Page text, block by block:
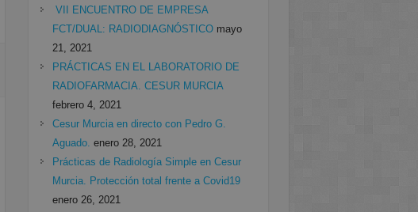
VII ENCUENTRO DE EMPRESA
FCT/DUAL: RADIODIAGNÓSTICO mayo
21, 2021
PRÁCTICAS EN EL LABORATORIO DE
RADIOFARMACIA. CESUR MURCIA
febrero 4, 2021
Cesur Murcia en directo con Pedro G.
Aguado. enero 28, 2021
Prácticas de Radiología Simple en Cesur
Murcia. Protección total frente a Covid19
enero 26, 2021